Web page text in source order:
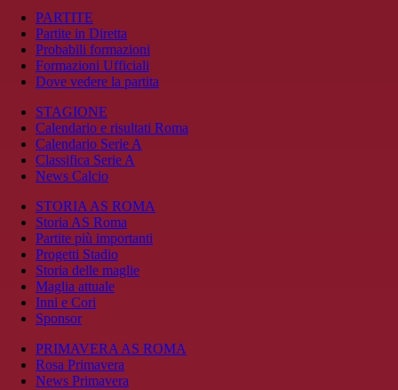
PARTITE
Partite in Diretta
Probabili formazioni
Formazioni Ufficiali
Dove vedere la partita
STAGIONE
Calendario e risultati Roma
Calendario Serie A
Classifica Serie A
News Calcio
STORIA AS ROMA
Storia AS Roma
Partite più importanti
Progetti Stadio
Storia delle maglie
Maglia attuale
Inni e Cori
Sponsor
PRIMAVERA AS ROMA
Rosa Primavera
News Primavera